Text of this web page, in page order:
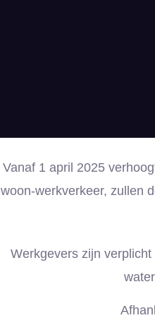
Vanaf 1 april 2025
woon-werkverkeer, zullen
Werkgevers zijn